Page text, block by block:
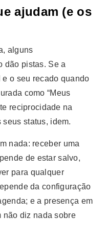
ajudam (e os
alguns
dão pistas. Se a
o seu recado quando
como “Meus
reciprocidade na
status, idem.
nada: receber uma
de estar salvo,
para qualquer
da configuração
e a presença em
não diz nada sobre